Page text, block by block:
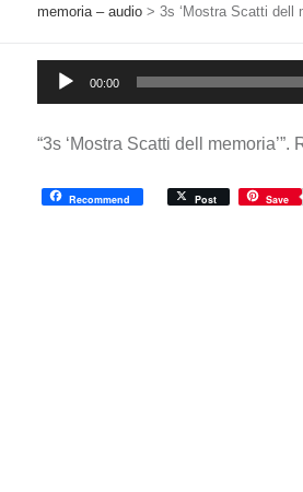
memoria – audio >3s ‘Mostra Scatti dell
Player
00:00
“3s ‘Mostra Scatti dell
Recommend Post Save